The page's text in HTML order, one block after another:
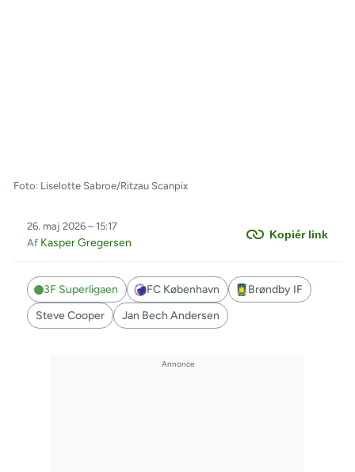
Foto: Liselotte Sabroe/Ritzau Scanpix
Kopiér link
26. maj 2026 – 15:17
Af Kasper Gregersen
3F Superligaen FC København
Brøndby IF
Steve Cooper
Jan Bech Andersen